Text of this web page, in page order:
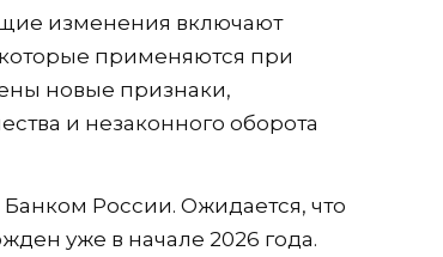
изменения включают
применяются при
новые признаки,
и незаконного оборота
России. Ожидается, что
уже в начале 2026 года.